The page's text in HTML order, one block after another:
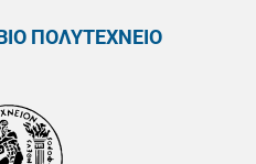
ΠΟΛΥΤΕΧΝΕΙΟ